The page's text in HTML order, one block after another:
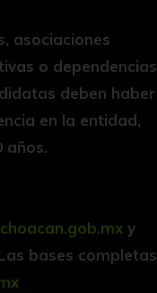
asociaciones
o dependencias
deben haber
en la entidad,
años.
y
bases completas